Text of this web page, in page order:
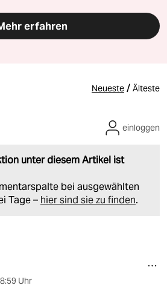
erfahren
Neueste / Älteste
unter diesem Artikel ist
bei ausgewählten
Tage – hier sind sie zu finden.
einloggen
Uhr